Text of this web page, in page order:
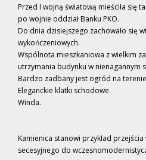
Przed I wojną światową mieściła się
po wojnie oddział Banku PKO.
Do dnia dzisiejszego zachowało się
wykończeniowych.
Wspólnota mieszkaniowa z wielkim
utrzymania budynku w nienagannym
Bardzo zadbany jest ogród na
Eleganckie klatki schodowe.
Winda.
Kamienica stanowi przykład
secesyjnego do